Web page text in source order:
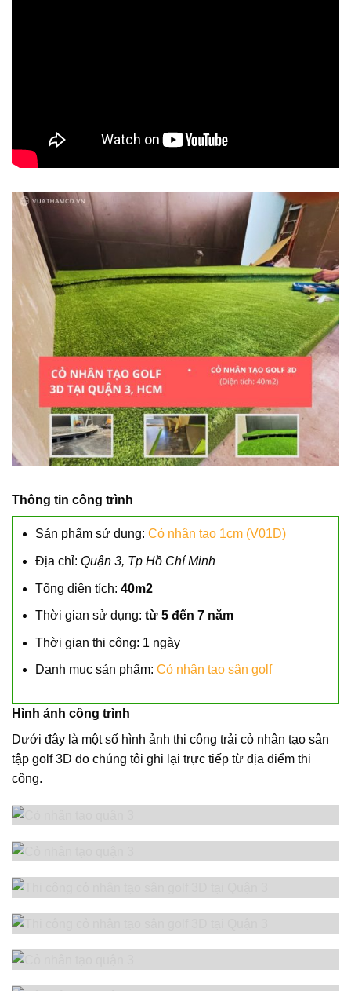
Thông tin công trình
Sản phẩm sử dụng: Cỏ nhân tạo 1cm (V01D)
Địa chỉ: Quận 3, Tp Hồ Chí Minh
Tổng diện tích: 40m2
Thời gian sử dụng: từ 5 đến 7 năm
Thời gian thi công: 1 ngày
Danh mục sản phẩm: Cỏ nhân tạo sân golf
Hình ảnh công trình
Dưới đây là một số hình ảnh thi công trải cỏ nhân tạo sân
tập golf 3D do chúng tôi ghi lại trực tiếp từ địa điểm thi
công.